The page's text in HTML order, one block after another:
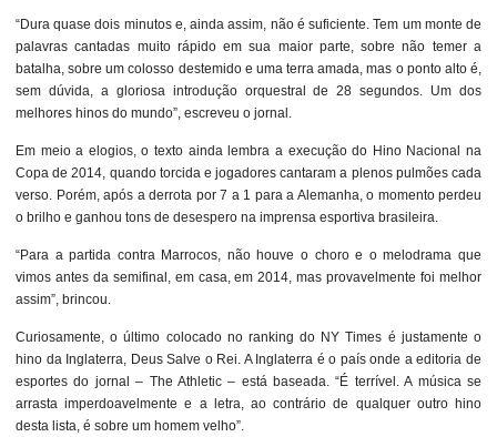
“Dura quase dois minutos e, ainda assim, não é suficiente. Tem um monte de
palavras cantadas muito rápido em sua maior parte, sobre não temer a
batalha, sobre um colosso destemido e uma terra amada, mas o ponto alto é,
sem dúvida, a gloriosa introdução orquestral de 28 segundos. Um dos
melhores hinos do mundo”, escreveu o jornal.
Em meio a elogios, o texto ainda lembra a execução do Hino Nacional na
Copa de 2014, quando torcida e jogadores cantaram a plenos pulmões cada
verso. Porém, após a derrota por 7 a 1 para a Alemanha, o momento perdeu
o brilho e ganhou tons de desespero na imprensa esportiva brasileira.
“Para a partida contra Marrocos, não houve o choro e o melodrama que
vimos antes da semifinal, em casa, em 2014, mas provavelmente foi melhor
assim”, brincou.
Curiosamente, o último colocado no ranking do NY Times é justamente o
hino da Inglaterra, Deus Salve o Rei. A Inglaterra é o país onde a editoria de
esportes do jornal – The Athletic – está baseada. “É terrível. A música se
arrasta imperdoavelmente e a letra, ao contrário de qualquer outro hino
desta lista, é sobre um homem velho”.